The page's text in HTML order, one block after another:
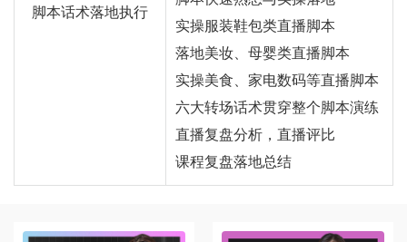
脚本话术落地执行
实操服装鞋包类直播脚本
落地美妆、母婴类直播脚本
实操美食、家电数码等直播脚本
六大转场话术贯穿整个脚本演练
直播复盘分析，直播评比
课程复盘落地总结